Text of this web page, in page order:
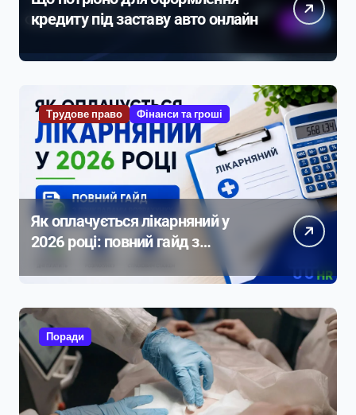
кредиту під заставу авто онлайн
Трудове право Фінанси та гроші
Як оплачується лікарняний у
2026 році: повний гайд з
Поради